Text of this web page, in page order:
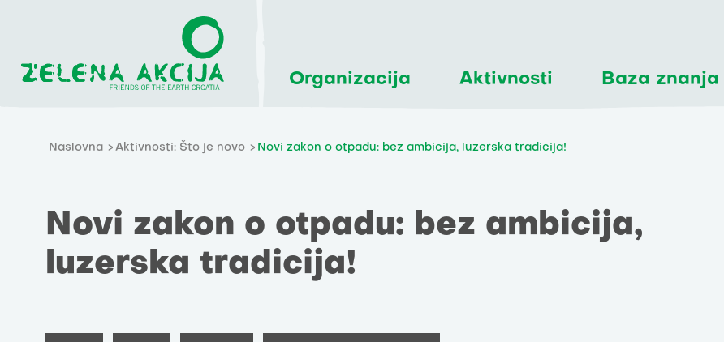
Organizacija Aktivnosti Baza znanja
Naslovna Aktivnosti: Što je novo Novi zakon o otpadu: bez ambicija, luzerska tradicija!
Novi zakon o otpadu: bez ambicija,
luzerska tradicija!